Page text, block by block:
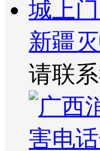
新疆
请联